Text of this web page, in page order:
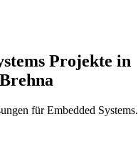
Projekte in
für Embedded Systems.